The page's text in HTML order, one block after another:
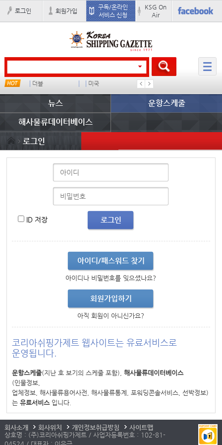
로그인 회원가입
구독/온라인
서비스 신청
KSG On
Air
더블 미국 완하이
뉴스 운항스케줄
해사물류데이터베이스
로그인
로그인
ID 저장
아이디/패스워드 찾기
아이디나 비밀번호를 잊으셨나요?
회원가입하기
아직 회원이 아니신가요?
코리아쉬핑가제트 웹사이트는 유료서비스로
운영됩니다.
운항스케줄(지난 호 보기의 스케줄 포함),해사물류데이터베이스
(인물정보,
업체정보, 해사물류용어사전, 해사물류통계, 포워딩콘솔서비스, 선박정보)
는유료서비스입니다.
회사소개 회사위치 개인정보취급방침
사이트맵
상호명 : (주)코리아쉬핑가제트 / 사업자등록번호 : 102-81-